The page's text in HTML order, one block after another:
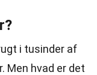
i tusinder af
Men hvad er det